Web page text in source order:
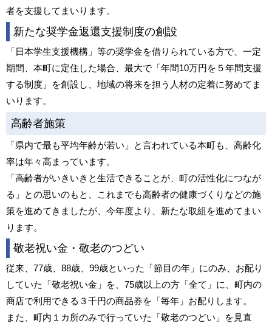
者を支援してまいります。
新たな奨学金返還支援制度の創設
「日本学生支援機構」等の奨学金を借りられている方で、一定
期間、本町に定住した場合、最大で「年間10万円を５年間支援
する制度」を創設し、地域の将来を担う人材の定着に努めてま
いります。
高齢者施策
「県内で最も平均年齢が若い」と言われている本町も、高齢化
率は年々高まっています。
「高齢者がいきいきと生活できることが、町の活性化につなが
る」との思いのもと、これまでも高齢者の健康づくりなどの施
策を進めてきましたが、今年度より、新たな取組を進めてまい
ります。
敬老祝い金・敬老のつどい
従来、77歳、88歳、99歳といった「節目の年」にのみ、お配り
していた「敬老祝い金」を、75歳以上の方「全て」に、町内の
商店で利用できる３千円の商品券を「毎年」お配りします。
また、町内１カ所のみで行っていた「敬老のつどい」を見直